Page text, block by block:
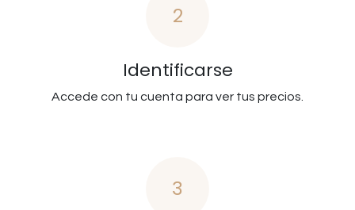
2
Identificarse
Accede con tu cuenta para ver tus precios.
3